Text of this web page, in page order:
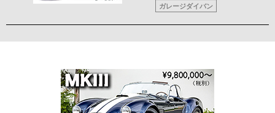
ガレージダイバン